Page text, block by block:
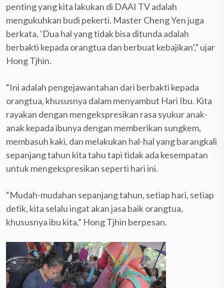
penting yang kita lakukan di DAAI TV adalah
mengukuhkan budi pekerti. Master Cheng Yen juga
berkata, ‘Dua hal yang tidak bisa ditunda adalah
berbakti kepada orangtua dan berbuat kebajikan’,” ujar
Hong Tjhin.
“Ini adalah pengejawantahan dari berbakti kepada
orangtua, khususnya dalam menyambut Hari Ibu. Kita
rayakan dengan mengekspresikan rasa syukur anak-
anak kepada ibunya dengan memberikan sungkem,
membasuh kaki, dan melakukan hal-hal yang barangkali
sepanjang tahun kita tahu tapi tidak ada kesempatan
untuk mengekspresikan seperti hari ini.
“Mudah-mudahan sepanjang tahun, setiap hari, setiap
detik, kita selalu ingat akan jasa baik orangtua,
khususnya ibu kita,” Hong Tjhin berpesan.